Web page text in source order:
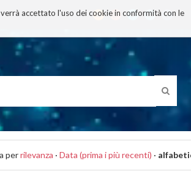
accettato l'uso dei cookie in conformità con le
perrilevanza · Data (prima i più recenti) ·